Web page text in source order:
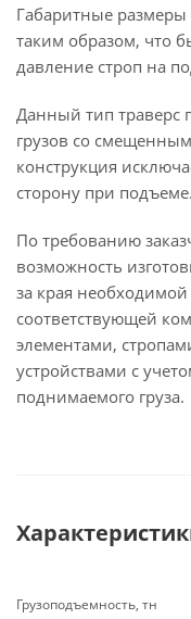
Габаритные размеры
таким образом, что
давление строп на
Данный тип
грузов со
конструкция
сторону при подъеме.
По требованию
возможность
за края
соответствующей
элементами,
устройствами с
поднимаемого груза.
Грузоподъемность, тн